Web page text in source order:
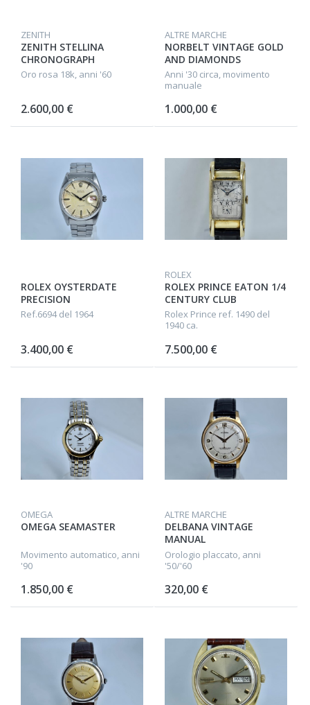
ZENITH
ZENITH STELLINA
CHRONOGRAPH
Oro rosa 18k, anni '60
2.600,00 €
ALTRE MARCHE
NORBELT VINTAGE GOLD
AND DIAMONDS
Anni '30 circa, movimento
manuale
1.000,00 €
ROLEX OYSTERDATE
PRECISION
Ref.6694 del 1964
3.400,00 €
ROLEX
ROLEX PRINCE EATON 1/4
CENTURY CLUB
Rolex Prince ref. 1490 del
1940 ca.
7.500,00 €
OMEGA
OMEGA SEAMASTER
Movimento automatico, anni
'90
1.850,00 €
ALTRE MARCHE
DELBANA VINTAGE
MANUAL
Orologio placcato, anni
'50/'60
320,00 €